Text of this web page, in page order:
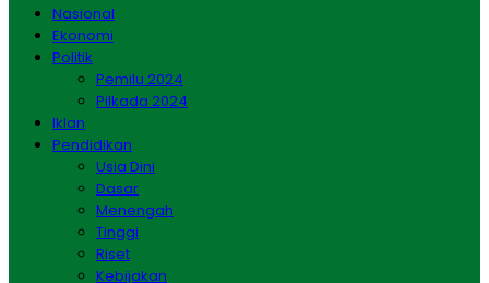
Nasional
Ekonomi
Politik
Pemilu 2024
Pilkada 2024
Iklan
Pendidikan
Usia Dini
Dasar
Menengah
Tinggi
Riset
Kebijakan